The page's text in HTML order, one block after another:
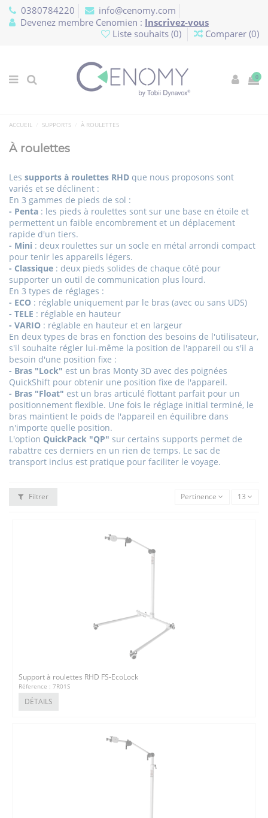
0380784220
info@cenomy.com
Devenez membre Cenomien : Inscrivez-vous
Liste souhaits (0) Comparer (0)
0
ACCUEIL SUPPORTS À ROULETTES
À roulettes
Les supports à roulettes RHD que nous proposons sont
variés et se déclinent :
En 3 gammes de pieds de sol :
- Penta : les pieds à roulettes sont sur une base en étoile et
permettent un faible encombrement et un déplacement
rapide d'un tiers.
- Mini : deux roulettes sur un socle en métal arrondi compact
pour tenir les appareils légers.
- Classique : deux pieds solides de chaque côté pour
supporter un outil de communication plus lourd.
En 3 types de réglages :
- ECO : réglable uniquement par le bras (avec ou sans UDS)
- TELE : réglable en hauteur
- VARIO : réglable en hauteur et en largeur
En deux types de bras en fonction des besoins de l'utilisateur,
s'il souhaite régler lui-même la position de l'appareil ou s'il a
besoin d'une position fixe :
- Bras "Lock" est un bras Monty 3D avec des poignées
QuickShift pour obtenir une position fixe de l'appareil.
- Bras "Float" est un bras articulé flottant parfait pour un
positionnement flexible. Une fois le réglage initial terminé, le
bras maintient le poids de l'appareil en équilibre dans
n'importe quelle position.
L'option QuickPack "QP" sur certains supports permet de
rabattre ces derniers en un rien de temps. Le sac de
transport inclus est pratique pour faciliter le voyage.
Filtrer Pertinence 13
Support à roulettes RHD FS-EcoLock
Réference : 7R01S
DÉTAILS
Panneau de gestion des cookies